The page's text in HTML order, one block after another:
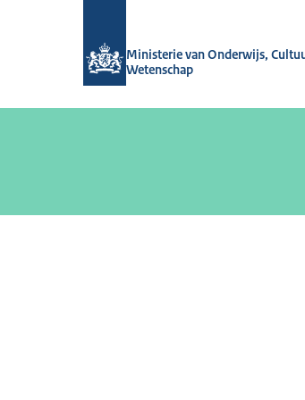
Ministerie van Onderwijs,
Wetenschap